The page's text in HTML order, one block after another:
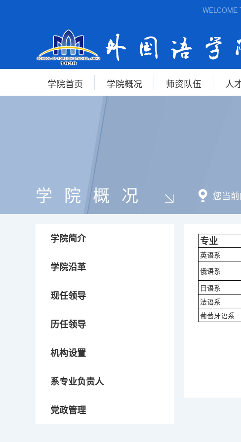
WELCOME
学院首页 学院概况 师资队伍 人
学院概况 您当前
学院简介
学院沿革
现任领导
历任领导
机构设置
系专业负责人
党政管理
专业
英语系
俄语系
日语系
法语系
葡萄牙语系